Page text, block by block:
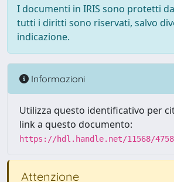
I documenti in IRIS sono protetti
tutti i diritti sono riservati, salvo
indicazione.
Informazioni
Utilizza questo identificativo per
link a questo documento:
https://hdl.handle.net/11568/
Attenzione